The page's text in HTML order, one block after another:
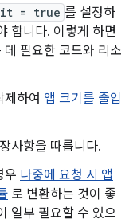
= true 를 설정하
합니다. 이렇게 하면
필요한 코드와 리소
하여 앱 크기를 줄입
사항을 따릅니다.
우 나중에 요청 시 앱
로 변환하는 것이 좋
일부 필요할 수 있으